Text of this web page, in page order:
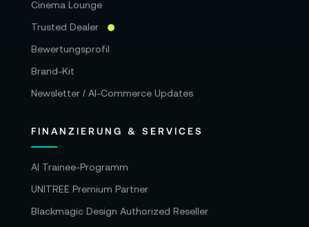
Cinema Lounge
Trusted Dealer
Bewertungsprofil
Brand-Kit
Newsletter / AI-Commerce Updates
FINANZIERUNG & SERVICES
AI Trainee-Programm
UNITREE Premium Partner
Blackmagic Design Authorized Reseller